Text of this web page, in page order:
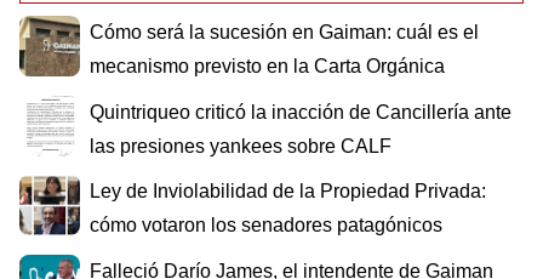
Cómo será la sucesión en Gaiman: cuál es el
mecanismo previsto en la Carta Orgánica
Quintriqueo criticó la inacción de Cancillería ante
las presiones yankees sobre CALF
Ley de Inviolabilidad de la Propiedad Privada:
cómo votaron los senadores patagónicos
Falleció Darío James, el intendente de Gaiman